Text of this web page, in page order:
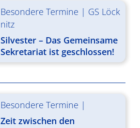
v
g
a
t
Besondere Termine | GS Löck
nitz
Silvester – Das Gemeinsame
Sekretariat ist geschlossen!
Besondere Termine |
Zeit zwischen den